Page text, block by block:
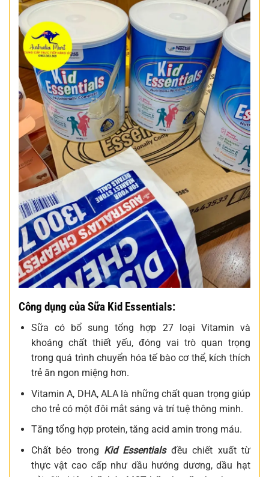
Công dụng của Sữa Kid Essentials:
Sữa có bổ sung tổng hợp 27 loại Vitamin và
khoáng chất thiết yếu, đóng vai trò quan trọng
trong quá trình chuyển hóa tế bào cơ thể, kích thích
trẻ ăn ngon miệng hơn.
Vitamin A, DHA, ALA là những chất quan trọng giúp
cho trẻ có một đôi mắt sáng và trí tuệ thông minh.
Tăng tổng hợp protein, tăng acid amin trong máu.
Chất béo trong Kid Essentialsđều chiết xuất từ
thực vật cao cấp như dầu hướng dương, dầu hạt